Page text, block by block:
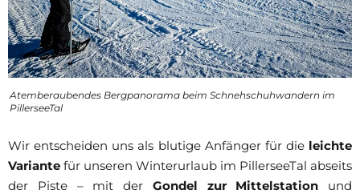
Atemberaubendes Bergpanorama beim Schnehschuhwandern im
PillerseeTal
Wir entscheiden uns als blutige Anfänger für die leichte
Variante für unseren Winterurlaub im PillerseeTal abseits
der Piste – mit der Gondel zur Mittelstation und